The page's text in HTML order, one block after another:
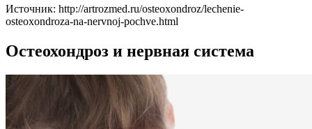
Источник: http://artrozmed.ru/osteoxondroz/lechenie-
osteoxondroza-na-nervnoj-pochve.html
Остеохондроз и нервная система